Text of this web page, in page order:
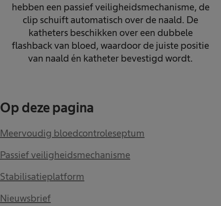
hebben een passief veiligheidsmechanisme, de
clip schuift automatisch over de naald. De
katheters beschikken over een dubbele
flashback van bloed, waardoor de juiste positie
van naald én katheter bevestigd wordt.
Op deze pagina
Meervoudig bloedcontroleseptum
Passief veiligheidsmechanisme
Stabilisatieplatform
Nieuwsbrief